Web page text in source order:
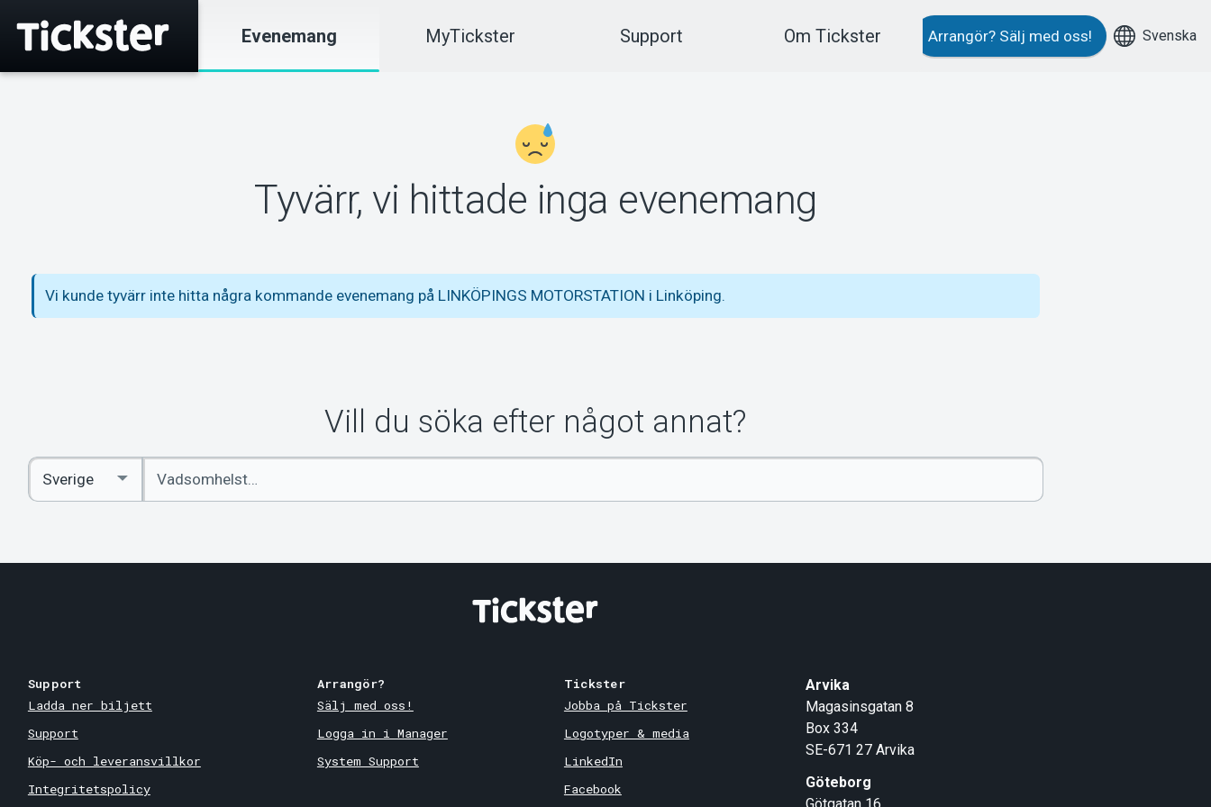
Evenemang MyTickster Support Om Tickster Arrangör? Sälj med oss! Svenska
Tyvärr, vi hittade inga evenemang
Vi kunde tyvärr inte hitta några kommande evenemang på LINKÖPINGS MOTORSTATION i Linköping.
Vill du söka efter något annat?
Ange
sökord
Select
Country
Support
Ladda ner biljett
Support
Köp- och leveransvillkor
Integritetspolicy
Arrangör?
Sälj med oss!
Logga in i Manager
System Support
Tickster
Jobba på Tickster
Logotyper & media
LinkedIn
Facebook
Arvika
Magasinsgatan 8
Box 334
SE-671 27 Arvika
Göteborg